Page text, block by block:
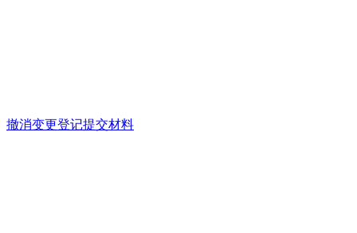
撤消变更登记提交材料